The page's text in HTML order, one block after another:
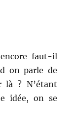
faut-il
on parle de
là ? N’étant
idée, on se